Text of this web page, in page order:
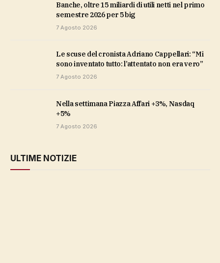
Banche, oltre 15 miliardi di utili netti nel primo
semestre 2026 per 5 big
7 Agosto 2026
Le scuse del cronista Adriano Cappellari: “Mi
sono inventato tutto: l’attentato non era vero”
7 Agosto 2026
Nella settimana Piazza Affari +3%, Nasdaq
+5%
7 Agosto 2026
ULTIME NOTIZIE